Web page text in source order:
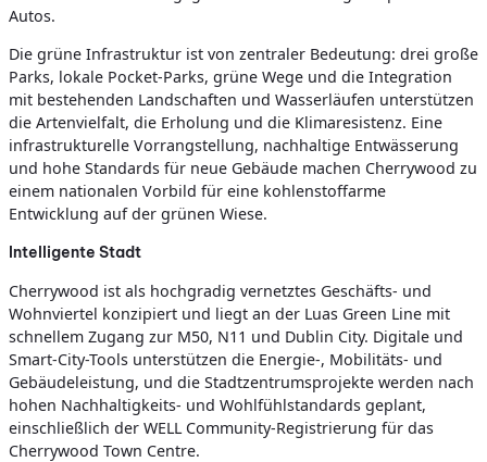
Autos.
Die grüne Infrastruktur ist von zentraler Bedeutung: drei große
Parks, lokale Pocket-Parks, grüne Wege und die Integration
mit bestehenden Landschaften und Wasserläufen unterstützen
die Artenvielfalt, die Erholung und die Klimaresistenz. Eine
infrastrukturelle Vorrangstellung, nachhaltige Entwässerung
und hohe Standards für neue Gebäude machen Cherrywood zu
einem nationalen Vorbild für eine kohlenstoffarme
Entwicklung auf der grünen Wiese.
Intelligente Stadt
Cherrywood ist als hochgradig vernetztes Geschäfts- und
Wohnviertel konzipiert und liegt an der Luas Green Line mit
schnellem Zugang zur M50, N11 und Dublin City. Digitale und
Smart-City-Tools unterstützen die Energie-, Mobilitäts- und
Gebäudeleistung, und die Stadtzentrumsprojekte werden nach
hohen Nachhaltigkeits- und Wohlfühlstandards geplant,
einschließlich der WELL Community-Registrierung für das
Cherrywood Town Centre.